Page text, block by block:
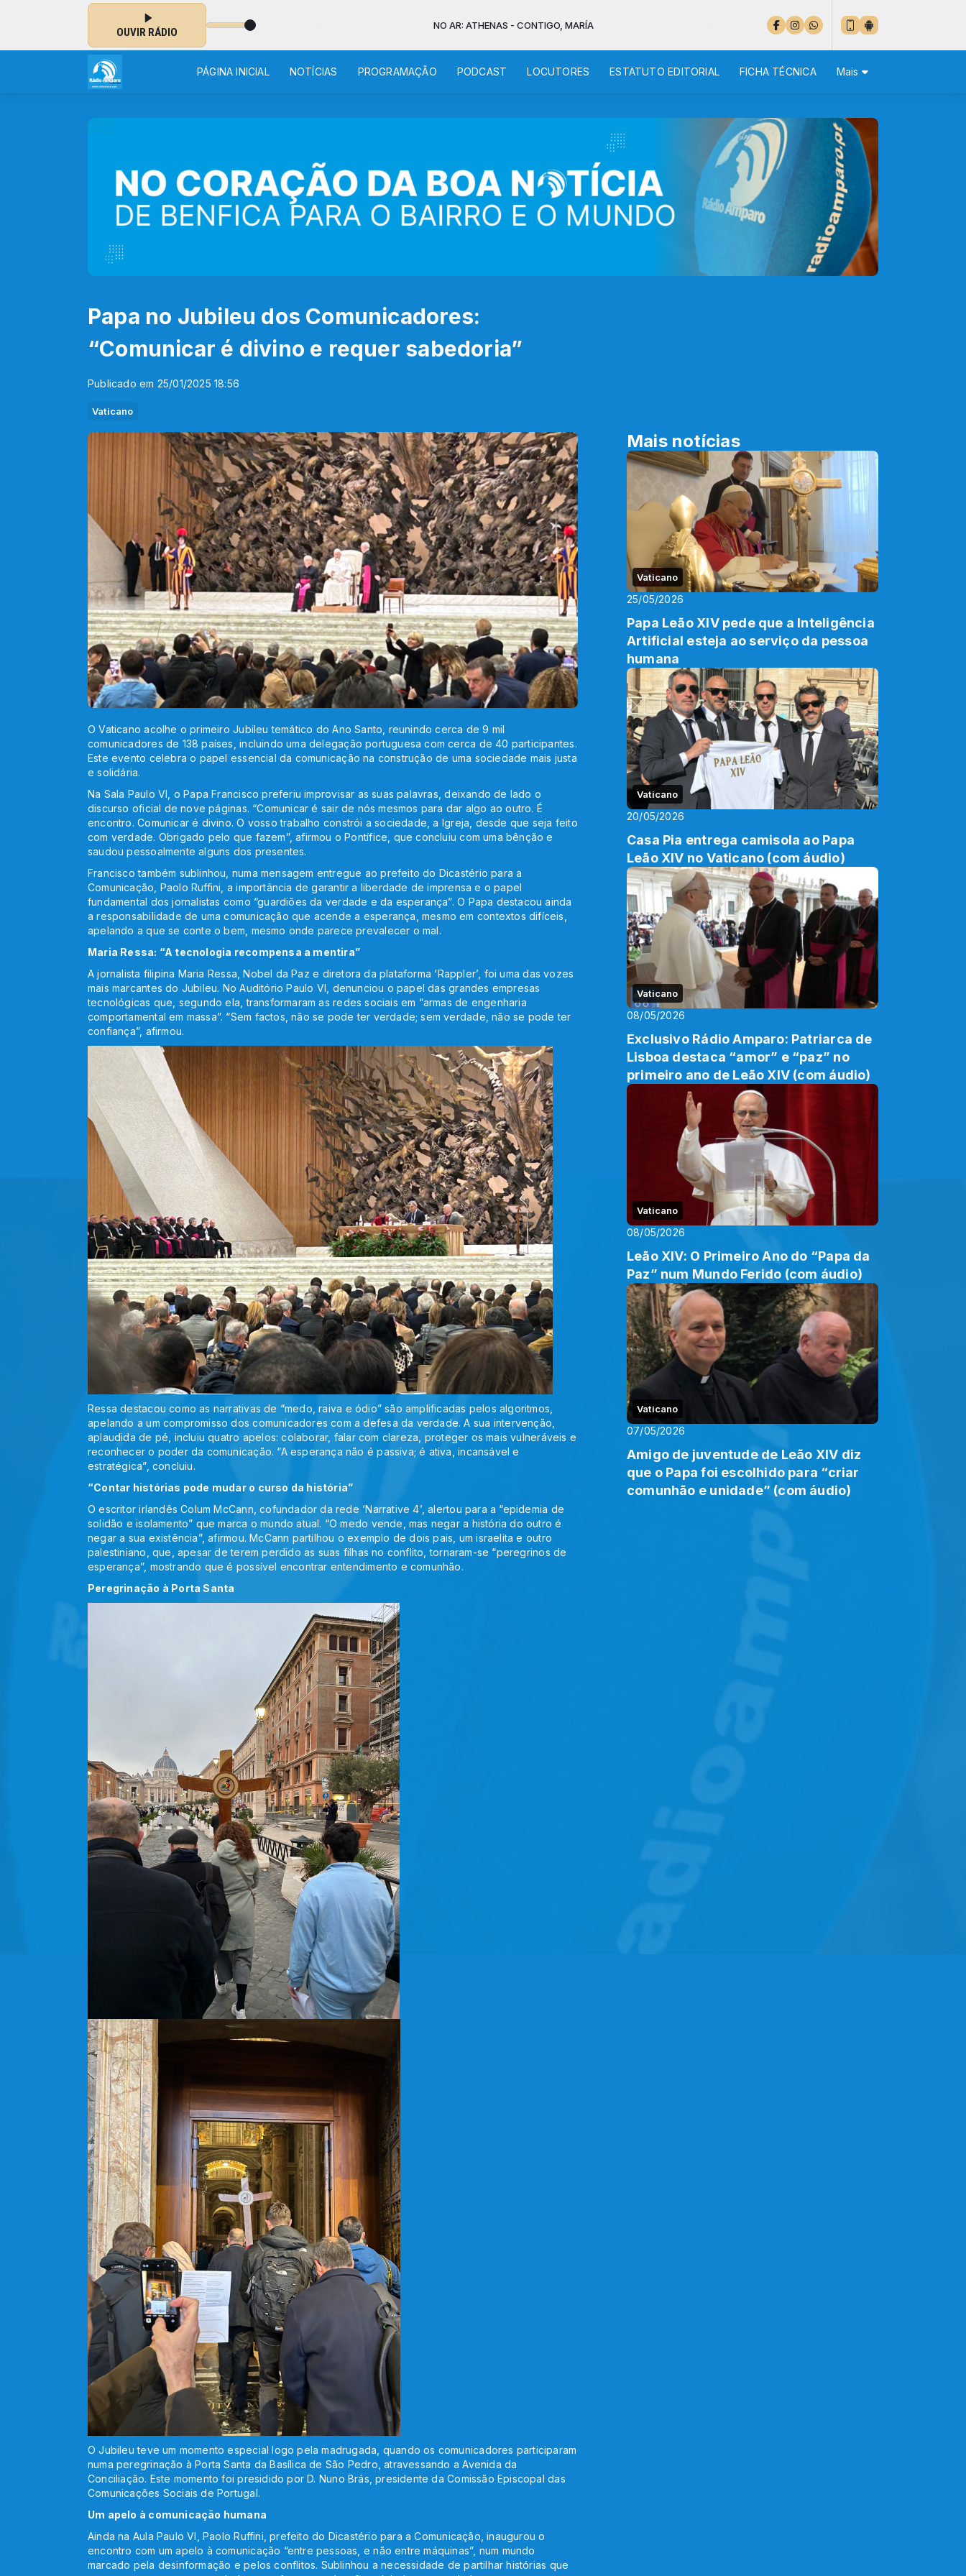
OUVIR RÁDIO
NO AR: ATHENAS - CONTIGO, MARÍA
PÁGINA INICIAL NOTÍCIAS PROGRAMAÇÃO PODCAST LOCUTORES ESTATUTO EDITORIAL FICHA TÉCNICA Mais
Papa no Jubileu dos Comunicadores:
“Comunicar é divino e requer sabedoria”
Publicado em 25/01/2025 18:56
Vaticano
O Vaticano acolhe o primeiro Jubileu temático do Ano Santo, reunindo cerca de 9 mil
comunicadores de 138 países, incluindo uma delegação portuguesa com cerca de 40 participantes.
Este evento celebra o papel essencial da comunicação na construção de uma sociedade mais justa
e solidária.
Na Sala Paulo VI, o Papa Francisco preferiu improvisar as suas palavras, deixando de lado o
discurso oficial de nove páginas. “Comunicar é sair de nós mesmos para dar algo ao outro. É
encontro. Comunicar é divino. O vosso trabalho constrói a sociedade, a Igreja, desde que seja feito
com verdade. Obrigado pelo que fazem”, afirmou o Pontífice, que concluiu com uma bênção e
saudou pessoalmente alguns dos presentes.
Francisco também sublinhou, numa mensagem entregue ao prefeito do Dicastério para a
Comunicação, Paolo Ruffini, a importância de garantir a liberdade de imprensa e o papel
fundamental dos jornalistas como “guardiões da verdade e da esperança”. O Papa destacou ainda
a responsabilidade de uma comunicação que acende a esperança, mesmo em contextos difíceis,
apelando a que se conte o bem, mesmo onde parece prevalecer o mal.
Maria Ressa: “A tecnologia recompensa a mentira”
A jornalista filipina Maria Ressa, Nobel da Paz e diretora da plataforma ‘Rappler’, foi uma das vozes
mais marcantes do Jubileu. No Auditório Paulo VI, denunciou o papel das grandes empresas
tecnológicas que, segundo ela, transformaram as redes sociais em “armas de engenharia
comportamental em massa”. “Sem factos, não se pode ter verdade; sem verdade, não se pode ter
confiança”, afirmou.
Ressa destacou como as narrativas de “medo, raiva e ódio” são amplificadas pelos algoritmos,
apelando a um compromisso dos comunicadores com a defesa da verdade. A sua intervenção,
aplaudida de pé, incluiu quatro apelos: colaborar, falar com clareza, proteger os mais vulneráveis e
reconhecer o poder da comunicação. “A esperança não é passiva; é ativa, incansável e
estratégica”, concluiu.
“Contar histórias pode mudar o curso da história”
O escritor irlandês Colum McCann, cofundador da rede ‘Narrative 4’, alertou para a “epidemia de
solidão e isolamento” que marca o mundo atual. “O medo vende, mas negar a história do outro é
negar a sua existência”, afirmou. McCann partilhou o exemplo de dois pais, um israelita e outro
palestiniano, que, apesar de terem perdido as suas filhas no conflito, tornaram-se “peregrinos de
esperança”, mostrando que é possível encontrar entendimento e comunhão.
Peregrinação à Porta Santa
O Jubileu teve um momento especial logo pela madrugada, quando os comunicadores participaram
numa peregrinação à Porta Santa da Basílica de São Pedro, atravessando a Avenida da
Conciliação. Este momento foi presidido por D. Nuno Brás, presidente da Comissão Episcopal das
Comunicações Sociais de Portugal.
Um apelo à comunicação humana
Ainda na Aula Paulo VI, Paolo Ruffini, prefeito do Dicastério para a Comunicação, inaugurou o
encontro com um apelo à comunicação “entre pessoas, e não entre máquinas”, num mundo
marcado pela desinformação e pelos conflitos. Sublinhou a necessidade de partilhar histórias que
Mais notícias
Vaticano
25/05/2026
Papa Leão XIV pede que a Inteligência
Artificial esteja ao serviço da pessoa
humana
Vaticano
20/05/2026
Casa Pia entrega camisola ao Papa
Leão XIV no Vaticano (com áudio)
Vaticano
08/05/2026
Exclusivo Rádio Amparo: Patriarca de
Lisboa destaca “amor” e “paz” no
primeiro ano de Leão XIV (com áudio)
Vaticano
08/05/2026
Leão XIV: O Primeiro Ano do “Papa da
Paz” num Mundo Ferido (com áudio)
Vaticano
07/05/2026
Amigo de juventude de Leão XIV diz
que o Papa foi escolhido para “criar
comunhão e unidade” (com áudio)